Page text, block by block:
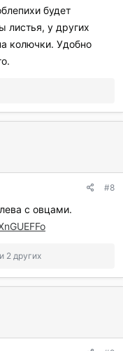
будет
листья, у других
колючки. Удобно
#8
с овцами.
и 2 других